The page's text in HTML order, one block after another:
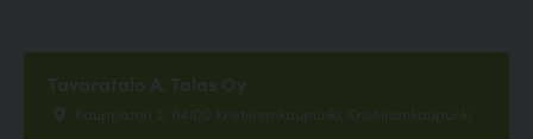
Tavaratalo A. Talas Oy
Kauppatori 2, 64100 Kristiinankaupunki, Kristiinankaupunki